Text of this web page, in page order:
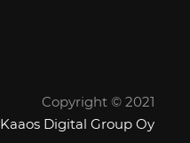
Copyright © 2021
Kaaos Digital Group Oy